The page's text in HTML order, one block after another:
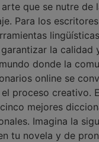
que se nutre de
Para los
la calidad
donde la
online se
proceso creativo.
mejores
Imagina la
tu novela y de